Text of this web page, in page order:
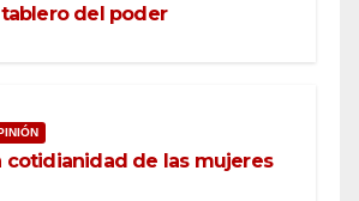
tablero del poder
cotidianidad de las mujeres